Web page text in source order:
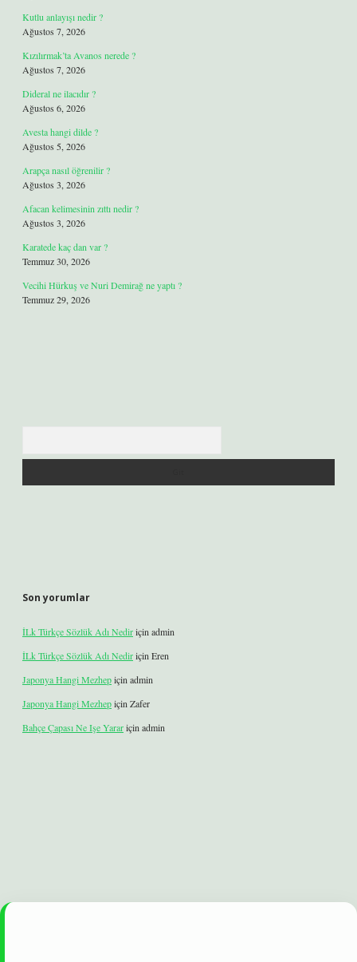
Kutlu anlayışı nedir ?
Ağustos 7, 2026
Kızılırmak’ta Avanos nerede ?
Ağustos 7, 2026
Dideral ne ilacıdır ?
Ağustos 6, 2026
Avesta hangi dilde ?
Ağustos 5, 2026
Arapça nasıl öğrenilir ?
Ağustos 3, 2026
Afacan kelimesinin zıttı nedir ?
Ağustos 3, 2026
Karatede kaç dan var ?
Temmuz 30, 2026
Vecihi Hürkuş ve Nuri Demirağ ne yaptı ?
Temmuz 29, 2026
Son yorumlar
İLk Türkçe Sözlük Adı Nediriçin admin
İLk Türkçe Sözlük Adı Nediriçin Eren
Japonya Hangi Mezhepiçin admin
Japonya Hangi Mezhepiçin Zafer
Bahçe Çapası Ne Işe Yarariçin admin